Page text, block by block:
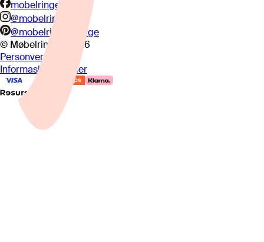
mobelringen.no
@mobelringen
@mobelringennorge
© Møbelringen
2026
Personvern
Informasjonskapsler